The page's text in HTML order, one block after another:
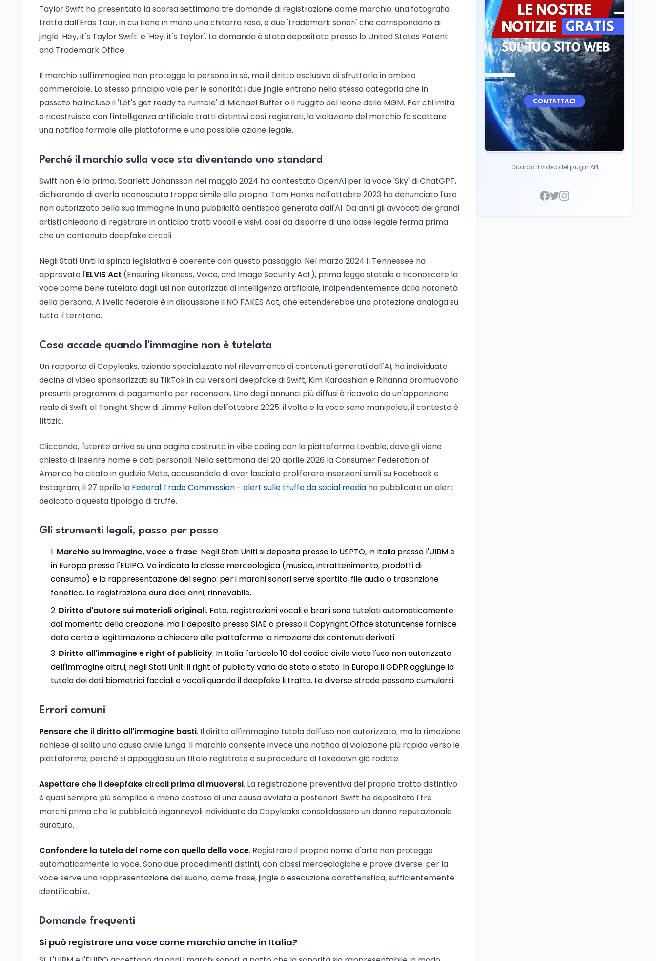
Taylor Swift ha presentato la scorsa settimana tre domande di registrazione come marchio: una fotografia
tratta dall'Eras Tour, in cui tiene in mano una chitarra rosa, e due 'trademark sonori' che corrispondono ai
jingle 'Hey, it's Taylor Swift' e 'Hey, it's Taylor'. La domanda è stata depositata presso lo United States Patent
and Trademark Office.
Il marchio sull'immagine non protegge la persona in sé, ma il diritto esclusivo di sfruttarla in ambito
commerciale. Lo stesso principio vale per le sonorità: i due jingle entrano nella stessa categoria che in
passato ha incluso il 'Let's get ready to rumble' di Michael Buffer o il ruggito del leone della MGM. Per chi imita
o ricostruisce con l'intelligenza artificiale tratti distintivi così registrati, la violazione del marchio fa scattare
una notifica formale alle piattaforme e una possibile azione legale.
Perché il marchio sulla voce sta diventando uno standard
Swift non è la prima. Scarlett Johansson nel maggio 2024 ha contestato OpenAI per la voce 'Sky' di ChatGPT,
dichiarando di averla riconosciuta troppo simile alla propria. Tom Hanks nell'ottobre 2023 ha denunciato l'uso
non autorizzato della sua immagine in una pubblicità dentistica generata dall'AI. Da anni gli avvocati dei grandi
artisti chiedono di registrare in anticipo tratti vocali e visivi, così da disporre di una base legale ferma prima
che un contenuto deepfake circoli.
Negli Stati Uniti la spinta legislativa è coerente con questo passaggio. Nel marzo 2024 il Tennessee ha
approvato l'ELVIS Act (Ensuring Likeness, Voice, and Image Security Act), prima legge statale a riconoscere la
voce come bene tutelato dagli usi non autorizzati di intelligenza artificiale, indipendentemente dalla notorietà
della persona. A livello federale è in discussione il NO FAKES Act, che estenderebbe una protezione analoga su
tutto il territorio.
Cosa accade quando l'immagine non è tutelata
Un rapporto di Copyleaks, azienda specializzata nel rilevamento di contenuti generati dall'AI, ha individuato
decine di video sponsorizzati su TikTok in cui versioni deepfake di Swift, Kim Kardashian e Rihanna promuovono
presunti programmi di pagamento per recensioni. Uno degli annunci più diffusi è ricavato da un'apparizione
reale di Swift al Tonight Show di Jimmy Fallon dell'ottobre 2025: il volto e la voce sono manipolati, il contesto è
fittizio.
Cliccando, l'utente arriva su una pagina costruita in vibe coding con la piattaforma Lovable, dove gli viene
chiesto di inserire nome e dati personali. Nella settimana del 20 aprile 2026 la Consumer Federation of
America ha citato in giudizio Meta, accusandola di aver lasciato proliferare inserzioni simili su Facebook e
Instagram; il 27 aprile la Federal Trade Commission - alert sulle truffe da social media ha pubblicato un alert
dedicato a questa tipologia di truffe.
Gli strumenti legali, passo per passo
Marchio su immagine, voce o frase. Negli Stati Uniti si deposita presso lo USPTO, in Italia presso l'UIBM e
in Europa presso l'EUIPO. Va indicata la classe merceologica (musica, intrattenimento, prodotti di
consumo) e la rappresentazione del segno: per i marchi sonori serve spartito, file audio o trascrizione
fonetica. La registrazione dura dieci anni, rinnovabile.
Diritto d'autore sui materiali originali. Foto, registrazioni vocali e brani sono tutelati automaticamente
dal momento della creazione, ma il deposito presso SIAE o presso il Copyright Office statunitense fornisce
data certa e legittimazione a chiedere alle piattaforme la rimozione dei contenuti derivati.
Diritto all'immagine e right of publicity. In Italia l'articolo 10 del codice civile vieta l'uso non autorizzato
dell'immagine altrui; negli Stati Uniti il right of publicity varia da stato a stato. In Europa il GDPR aggiunge la
tutela dei dati biometrici facciali e vocali quando il deepfake li tratta. Le diverse strade possono cumularsi.
Errori comuni
Pensare che il diritto all'immagine basti. Il diritto all'immagine tutela dall'uso non autorizzato, ma la rimozione
richiede di solito una causa civile lunga. Il marchio consente invece una notifica di violazione più rapida verso le
piattaforme, perché si appoggia su un titolo registrato e su procedure di takedown già rodate.
Aspettare che il deepfake circoli prima di muoversi. La registrazione preventiva del proprio tratto distintivo
è quasi sempre più semplice e meno costosa di una causa avviata a posteriori. Swift ha depositato i tre
marchi prima che le pubblicità ingannevoli individuate da Copyleaks consolidassero un danno reputazionale
duraturo.
Confondere la tutela del nome con quella della voce. Registrare il proprio nome d'arte non protegge
automaticamente la voce. Sono due procedimenti distinti, con classi merceologiche e prove diverse: per la
voce serve una rappresentazione del suono, come frase, jingle o esecuzione caratteristica, sufficientemente
identificabile.
Domande frequenti
Si può registrare una voce come marchio anche in Italia?
"12 miliardi per l'edilizia
e la sicurezza delle
scuole con risorse Pnrr"
Scuola5 ago
Il Ministro Valditara ha
incontrato due studenti
palestinesi giunti da
Gaza che hanno
superato la Maturità in
Italia
Guarda il video del plugin API